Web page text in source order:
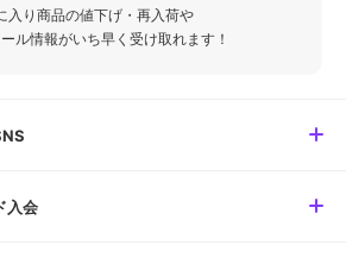
入り商品の値下げ・再入荷や
ル情報がいち早く受け取れます！
入会